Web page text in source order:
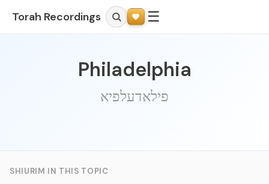
Torah Recordings ☰
Philadelphia
פילאדעלפיא
SHIURIM IN THIS TOPIC